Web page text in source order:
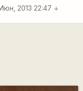
2013 22:47 arrow_downward